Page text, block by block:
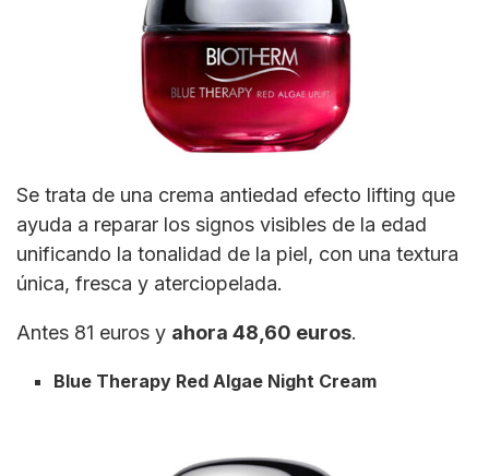
Se trata de una crema antiedad efecto lifting que
ayuda a reparar los signos visibles de la edad
unificando la tonalidad de la piel, con una textura
única, fresca y aterciopelada.
Antes 81 euros y ahora 48,60 euros.
Blue Therapy Red Algae Night Cream